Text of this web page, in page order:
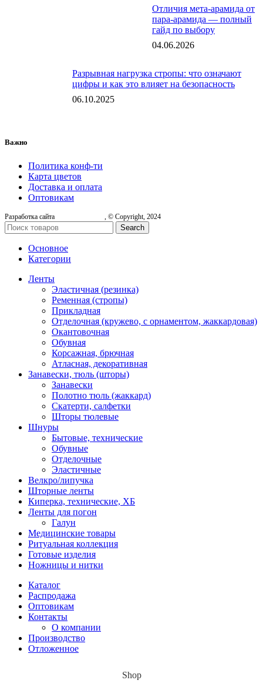
Отличия мета-арамида от
пара-арамида — полный
гайд по выбору
04.06.2026
Разрывная нагрузка стропы: что означают
цифры и как это влияет на безопасность
06.10.2025
Важно
Политика конф-ти
Карта цветов
Доставка и оплата
Оптовикам
Разработка сайта , © Copyright, 2024
Search
Основное
Категории
Ленты
Эластичная (резинка)
Ременная (стропы)
Прикладная
Отделочная (кружево, с орнаментом, жаккардовая)
Окантовочная
Обувная
Корсажная, брючная
Атласная, декоративная
Занавески, тюль (шторы)
Занавески
Полотно тюль (жаккард)
Скатерти, салфетки
Шторы тюлевые
Шнуры
Бытовые, технические
Обувные
Отделочные
Эластичные
Велкро/липучка
Шторные ленты
Киперка, технические, ХБ
Ленты для погон
Галун
Медицинские товары
Ритуальная коллекция
Готовые изделия
Ножницы и нитки
Каталог
Распродажа
Оптовикам
Контакты
О компании
Производство
Отложенное
Shop